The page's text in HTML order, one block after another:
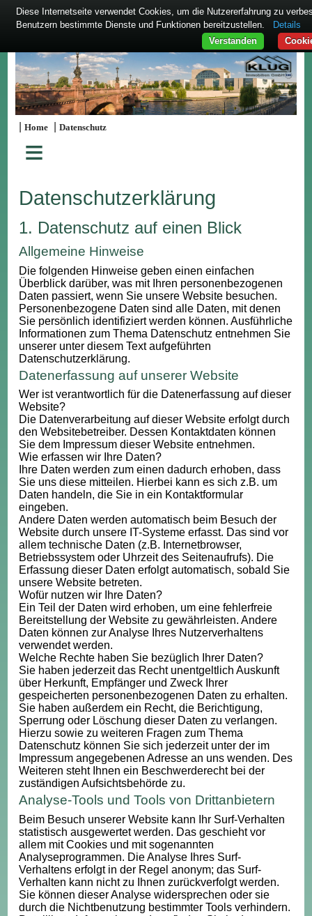
|Home |Datenschutz
≡
Datenschutzerklärung
1. Datenschutz auf einen Blick
Allgemeine Hinweise
Die folgenden Hinweise geben einen einfachen
Überblick darüber, was mit Ihren personenbezogenen
Daten passiert, wenn Sie unsere Website besuchen.
Personenbezogene Daten sind alle Daten, mit denen
Sie persönlich identifiziert werden können. Ausführliche
Informationen zum Thema Datenschutz entnehmen Sie
unserer unter diesem Text aufgeführten
Datenschutzerklärung.
Datenerfassung auf unserer Website
Wer ist verantwortlich für die Datenerfassung auf dieser
Website?
Die Datenverarbeitung auf dieser Website erfolgt durch
den Websitebetreiber. Dessen Kontaktdaten können
Sie dem Impressum dieser Website entnehmen.
Wie erfassen wir Ihre Daten?
Ihre Daten werden zum einen dadurch erhoben, dass
Sie uns diese mitteilen. Hierbei kann es sich z.B. um
Daten handeln, die Sie in ein Kontaktformular
eingeben.
Andere Daten werden automatisch beim Besuch der
Website durch unsere IT-Systeme erfasst. Das sind vor
allem technische Daten (z.B. Internetbrowser,
Betriebssystem oder Uhrzeit des Seitenaufrufs). Die
Erfassung dieser Daten erfolgt automatisch, sobald Sie
unsere Website betreten.
Wofür nutzen wir Ihre Daten?
Ein Teil der Daten wird erhoben, um eine fehlerfreie
Bereitstellung der Website zu gewährleisten. Andere
Daten können zur Analyse Ihres Nutzerverhaltens
verwendet werden.
Welche Rechte haben Sie bezüglich Ihrer Daten?
Sie haben jederzeit das Recht unentgeltlich Auskunft
über Herkunft, Empfänger und Zweck Ihrer
gespeicherten personenbezogenen Daten zu erhalten.
Sie haben außerdem ein Recht, die Berichtigung,
Sperrung oder Löschung dieser Daten zu verlangen.
Hierzu sowie zu weiteren Fragen zum Thema
Datenschutz können Sie sich jederzeit unter der im
Impressum angegebenen Adresse an uns wenden. Des
Weiteren steht Ihnen ein Beschwerderecht bei der
zuständigen Aufsichtsbehörde zu.
Analyse-Tools und Tools von Drittanbietern
Beim Besuch unserer Website kann Ihr Surf-Verhalten
statistisch ausgewertet werden. Das geschieht vor
allem mit Cookies und mit sogenannten
Analyseprogrammen. Die Analyse Ihres Surf-
Verhaltens erfolgt in der Regel anonym; das Surf-
Verhalten kann nicht zu Ihnen zurückverfolgt werden.
Sie können dieser Analyse widersprechen oder sie
durch die Nichtbenutzung bestimmter Tools verhindern.
Diese Internetseite verwendet Cookies, um die Nutzererfahrung zu
Benutzern bestimmte Dienste und Funktionen bereitzustellen.
Details
Verstanden